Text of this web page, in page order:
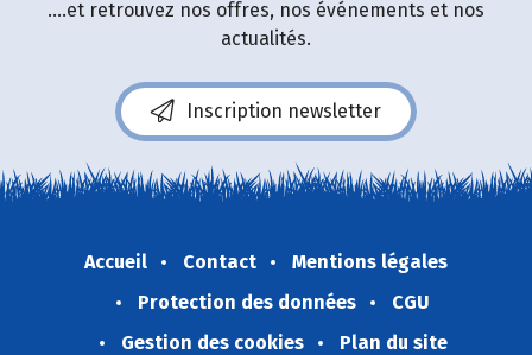
....et retrouvez nos offres, nos événements et nos
actualités.
Inscription newsletter
Accueil Contact
Mentions légales
Protection des données
CGU
Gestion des cookies
Plan du site